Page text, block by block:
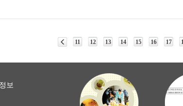
11 12 13 14 15 16 17
보